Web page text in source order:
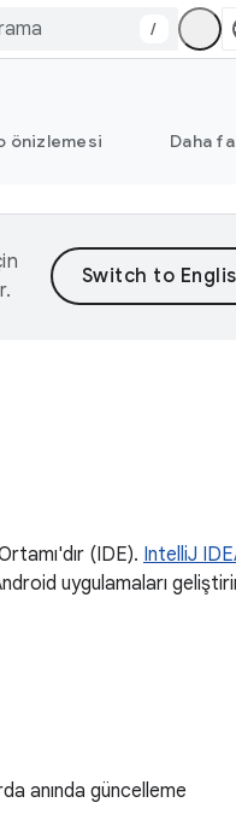
/
önizlemesi Daha
(IDE). IntelliJ
uygulamaları
anında güncelleme